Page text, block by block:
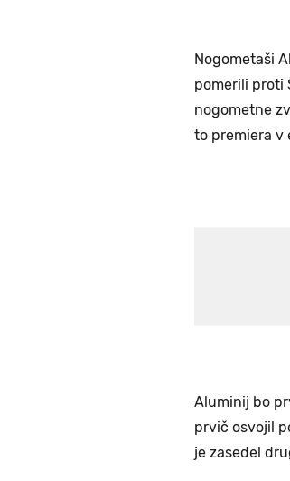
Nogometaši
pomerili proti
nogometne
to premiera v
Aluminij bo
prvič osvojil
je zasedel